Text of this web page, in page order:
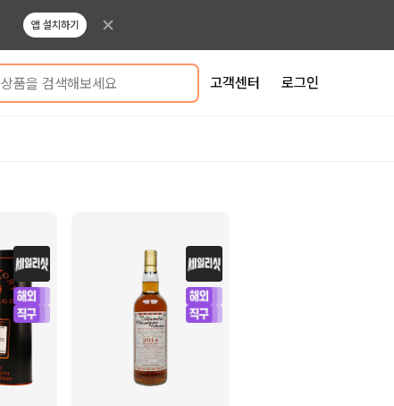
앱 설치하기
상품을 검색해보세요 고객센터 로그인